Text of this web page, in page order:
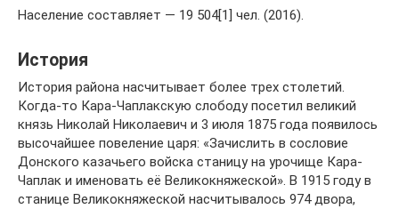
Население составляет — 19 504[1] чел. (2016).
История
История района насчитывает более трех столетий.
Когда-то Кара-Чаплакскую слободу посетил великий
князь Николай Николаевич и 3 июля 1875 года появилось
высочайшее повеление царя: «Зачислить в сословие
Донского казачьего войска станицу на урочище Кара-
Чаплак и именовать её Великокняжеской». В 1915 году в
станице Великокняжеской насчитывалось 974 двора,